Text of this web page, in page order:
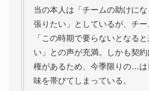
当の本人は「チームの助けに
張りたい」としているが、チ
「この時期で要らないとなる
い」との声が充満。しかも契
権があるため、今季限りの…は
味を帯びてしまっている。